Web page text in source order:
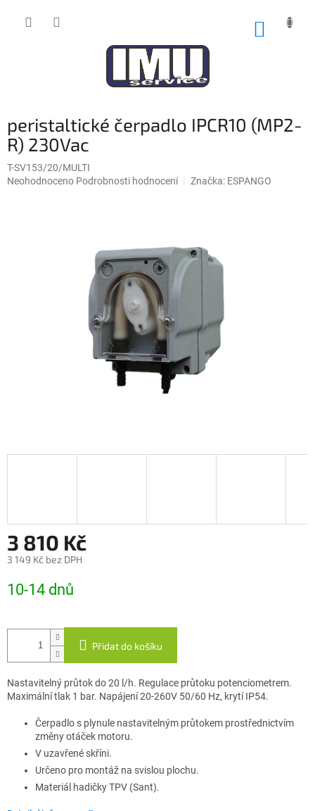
peristaltické čerpadlo IPCR10 (MP2-
R) 230Vac
T-SV153/20/MULTI
Průměrné
Neohodnoceno Podrobnosti hodnocení Značka: ESPANGO
3 810 Kč
3 149 Kč bez DPH
cena:
10-14 dnů
Přidat do košíku
Nastavitelný průtok do 20 l/h. Regulace průtoku potenciometrem.
Maximální tlak 1 bar. Napájení 20-260V 50/60 Hz, krytí IP54.
Čerpadlo s plynule nastavitelným průtokem prostřednictvím
změny otáček motoru.
V uzavřené skříni.
Určeno pro montáž na svislou plochu.
Materiál hadičky TPV (Sant).